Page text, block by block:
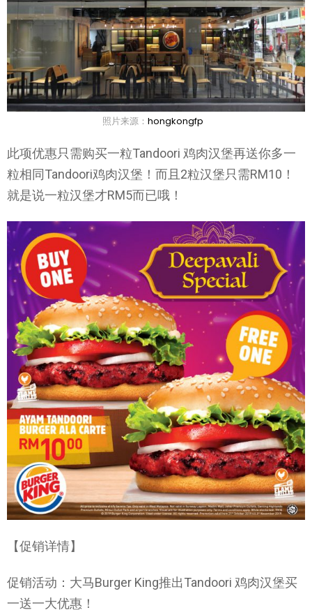
照片来源： hongkongfp
此项优惠只需购买一粒Tandoori 鸡肉汉堡再送你多一
粒相同Tandoori鸡肉汉堡！而且2粒汉堡只需RM10！
就是说一粒汉堡才RM5而已哦！
【促销详情】
促销活动：大马Burger King推出Tandoori 鸡肉汉堡买
一送一大优惠！